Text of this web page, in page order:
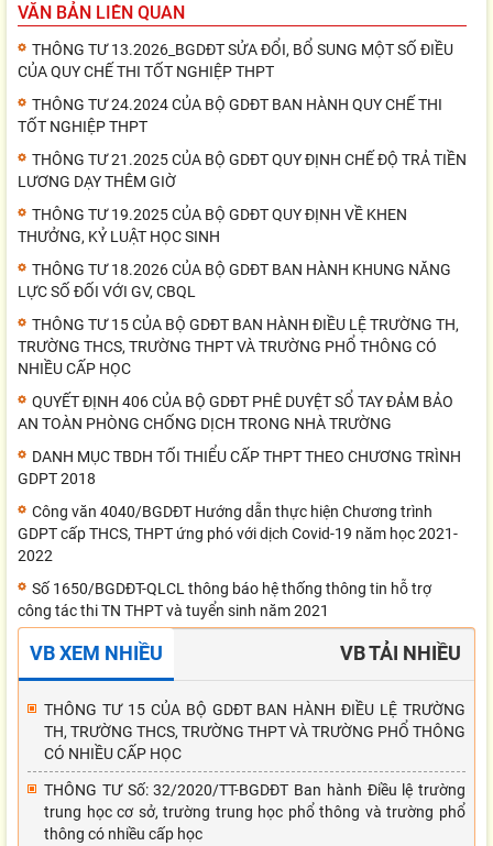
VĂN BẢN LIÊN QUAN
THÔNG TƯ 13.2026_BGDĐT SỬA ĐỔI, BỔ SUNG MỘT SỐ ĐIỀU
CỦA QUY CHẾ THI TỐT NGHIỆP THPT
THÔNG TƯ 24.2024 CỦA BỘ GDĐT BAN HÀNH QUY CHẾ THI
TỐT NGHIỆP THPT
THÔNG TƯ 21.2025 CỦA BỘ GDĐT QUY ĐỊNH CHẾ ĐỘ TRẢ TIỀN
LƯƠNG DẠY THÊM GIỜ
THÔNG TƯ 19.2025 CỦA BỘ GDĐT QUY ĐỊNH VỀ KHEN
THƯỞNG, KỶ LUẬT HỌC SINH
THÔNG TƯ 18.2026 CỦA BỘ GDĐT BAN HÀNH KHUNG NĂNG
LỰC SỐ ĐỐI VỚI GV, CBQL
THÔNG TƯ 15 CỦA BỘ GDĐT BAN HÀNH ĐIỀU LỆ TRƯỜNG TH,
TRƯỜNG THCS, TRƯỜNG THPT VÀ TRƯỜNG PHỔ THÔNG CÓ
NHIỀU CẤP HỌC
QUYẾT ĐỊNH 406 CỦA BỘ GDĐT PHÊ DUYỆT SỔ TAY ĐẢM BẢO
AN TOÀN PHÒNG CHỐNG DỊCH TRONG NHÀ TRƯỜNG
DANH MỤC TBDH TỐI THIỂU CẤP THPT THEO CHƯƠNG TRÌNH
GDPT 2018
Công văn 4040/BGDĐT Hướng dẫn thực hiện Chương trình
GDPT cấp THCS, THPT ứng phó với dịch Covid-19 năm học 2021-
2022
Số 1650/BGDĐT-QLCL thông báo hệ thống thông tin hỗ trợ
công tác thi TN THPT và tuyển sinh năm 2021
VB XEM NHIỀU VB TẢI NHIỀU
THÔNG TƯ 15 CỦA BỘ GDĐT BAN HÀNH ĐIỀU LỆ TRƯỜNG
TH, TRƯỜNG THCS, TRƯỜNG THPT VÀ TRƯỜNG PHỔ THÔNG
CÓ NHIỀU CẤP HỌC
THÔNG TƯ Số: 32/2020/TT-BGDĐT Ban hành Điều lệ trường
trung học cơ sở, trường trung học phổ thông và trường phổ
thông có nhiều cấp học